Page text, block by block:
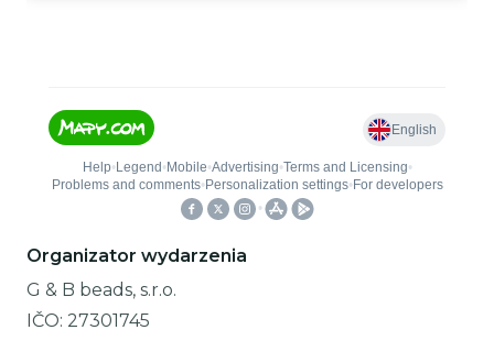
Organizator wydarzenia
G & B beads, s.r.o.
IČO: 27301745